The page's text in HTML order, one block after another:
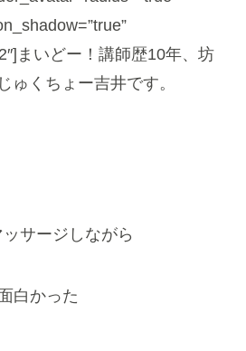
まいどー！講師歴10年、坊
ゅくちょー吉井です。
サージしながら
白かった